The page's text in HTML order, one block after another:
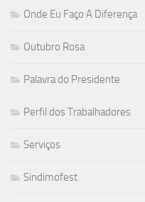
Onde Eu Faço A Diferença
Outubro Rosa
Palavra do Presidente
Perfil dos Trabalhadores
Serviços
Sindimofest